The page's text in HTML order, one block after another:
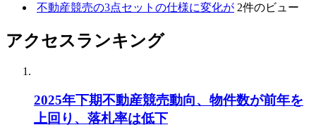
不動産競売の3点セットの仕様に変化が 2件のビュー
アクセスランキング
2025年下期不動産競売動向、物件数が前年を
上回り、落札率は低下